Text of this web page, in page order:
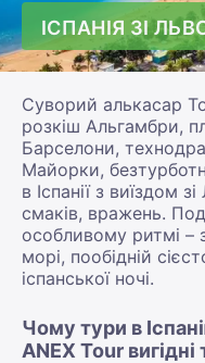
ІСПАНІЯ ЗІ
Суворий алькасар
розкіш Альгамбри,
Барселони,
Майорки,
в Іспанії з виїздом
смаків, вражень.
особливому ритмі –
морі, пообідній
іспанської ночі.
Чому тури в
ANEX Tour